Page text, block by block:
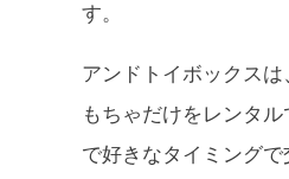
す。
アンドトイボックス
もちゃだけをレンタ
で好きなタイミングで